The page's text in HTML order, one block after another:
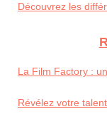
Découvrez les
La Film Factory :
Révélez votre talent